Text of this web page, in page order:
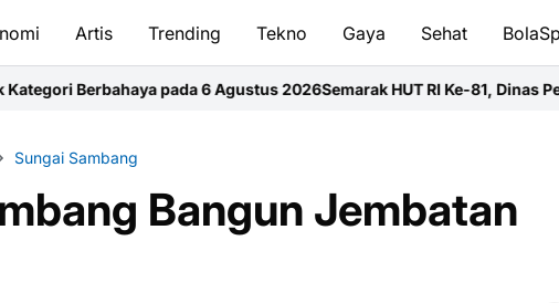
Artis Trending Tekno Gaya Sehat
6 Agustus 2026Semarak HUT RI Ke-81, Dinas Perkimtan Kapuas
Sungai Sambang
Bangun Jembatan